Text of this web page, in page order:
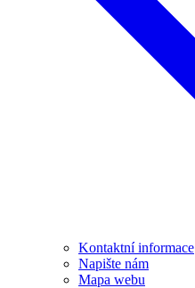
Kontaktní informace
Napište nám
Mapa webu